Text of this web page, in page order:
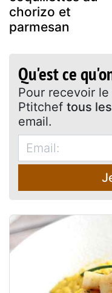
chorizo et
parmesan
Qu'est ce
Pour recevoir le
Ptitchef tous
email.